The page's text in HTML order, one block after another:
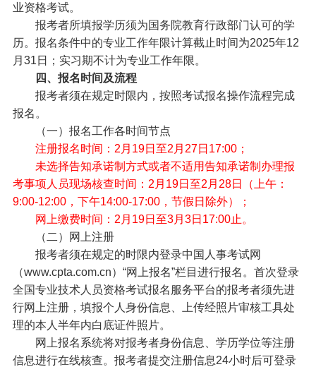
业资格考试。
报考者所填报学历须为国务院教育行政部门认可的学
历。报名条件中的专业工作年限计算截止时间为2025年12
月31日；实习期不计为专业工作年限。
四、报名时间及流程
报考者须在规定时限内，按照考试报名操作流程完成
报名。
（一）报名工作各时间节点
注册报名时间：2月19日至2月27日17:00；
未选择告知承诺制方式或者不适用告知承诺制办理报
考事项人员现场核查时间：2月19日至2月28日（上午：
9:00-12:00，下午14:00-17:00，节假日除外）；
网上缴费时间：2月19日至3月3日17:00止。
（二）网上注册
报考者须在规定的时限内登录中国人事考试网
（www.cpta.com.cn）“网上报名”栏目进行报名。首次登录
全国专业技术人员资格考试报名服务平台的报考者须先进
行网上注册，填报个人身份信息、上传经照片审核工具处
理的本人半年内白底证件照片。
网上报名系统将对报考者身份信息、学历学位等注册
信息进行在线核查。报考者提交注册信息24小时后可登录